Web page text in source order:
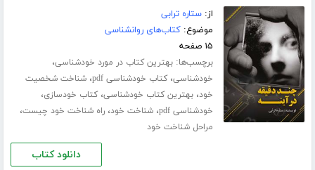
از:ستاره ترابی
موضوع:کتاب‌های روانشناسی
۱۵ صفحه
برچسب‌ها:بهترین کتاب در مورد خودشناسی،
خودشناسی،کتاب خودشناسی pdf ،شناخت شخصیت
خود،بهترین کتاب خودشناسی،کتاب خودسازی،
خودشناسی pdf ،شناخت خود،راه شناخت خود چیست،
مراحل شناخت خود
دانلود کتاب